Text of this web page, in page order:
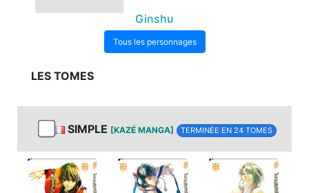
Ginshu
Tous les personnages
LES TOMES
SIMPLE [KAZÉ MANGA] TERMINÉE EN 24 TOMES